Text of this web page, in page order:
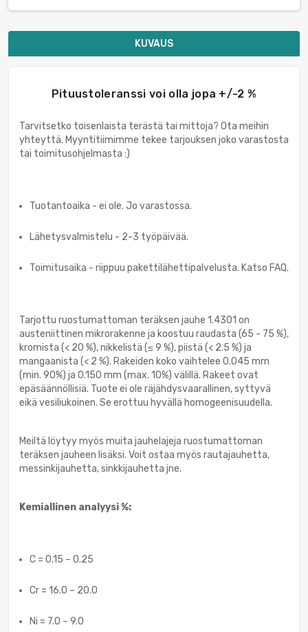
KUVAUS
Pituustoleranssi voi olla jopa +/-2 %
Tarvitsetko toisenlaista terästä tai mittoja? Ota meihin
yhteyttä. Myyntitiimimme tekee tarjouksen joko varastosta
tai toimitusohjelmasta :)
Tuotantoaika - ei ole. Jo varastossa.
Lähetysvalmistelu - 2-3 työpäivää.
Toimitusaika - riippuu pakettilähettipalvelusta. Katso FAQ.
Tarjottu ruostumattoman teräksen jauhe 1.4301 on
austeniittinen mikrorakenne ja koostuu raudasta (65 - 75 %),
kromista (< 20 %), nikkelistä (≤ 9 %), piistä (< 2.5 %) ja
mangaanista (< 2 %). Rakeiden koko vaihtelee 0.045 mm
(min. 90%) ja 0.150 mm (max. 10%) välillä. Rakeet ovat
epäsäännöllisiä. Tuote ei ole räjähdysvaarallinen, syttyvä
eikä vesiliukoinen. Se erottuu hyvällä homogeenisuudella.
Meiltä löytyy myös muita jauhelajeja ruostumattoman
teräksen jauheen lisäksi. Voit ostaa myös rautajauhetta,
messinkijauhetta, sinkkijauhetta jne.
Kemiallinen analyysi %:
C = 0.15 – 0.25
Cr = 16.0 – 20.0
Ni = 7.0 – 9.0